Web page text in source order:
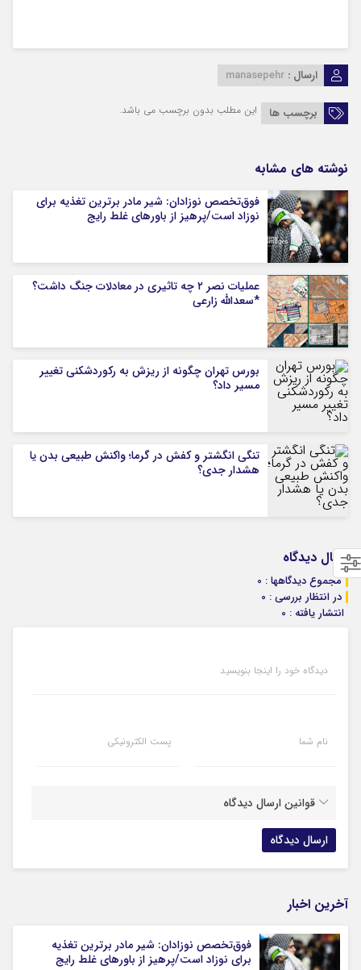
ارسال : manasepehr
برچسب ها این مطلب بدون برچسب می باشد.
نوشته های مشابه
فوق‌تخصص نوزادان: شیر مادر برترین تغذیه برای
نوزاد است/پرهیز از باورهای غلط رایج
عملیات نصر ۲ چه تاثیری در معادلات جنگ داشت؟
*سعدالله زارعی
بورس تهران چگونه از ریزش به رکوردشکنی تغییر
مسیر داد؟
تنگی انگشتر و کفش در گرما؛ واکنش طبیعی بدن یا
هشدار جدی؟
ارسال دیدگاه
مجموع دیدگاهها : 0
در انتظار بررسی : 0
انتشار یافته : 0
دیدگاه خود را اینجا بنویسید
نام شما پست الکترونیکی
قوانین ارسال دیدگاه
آخرین اخبار
فوق‌تخصص نوزادان: شیر مادر برترین تغذیه
برای نوزاد است/پرهیز از باورهای غلط رایج